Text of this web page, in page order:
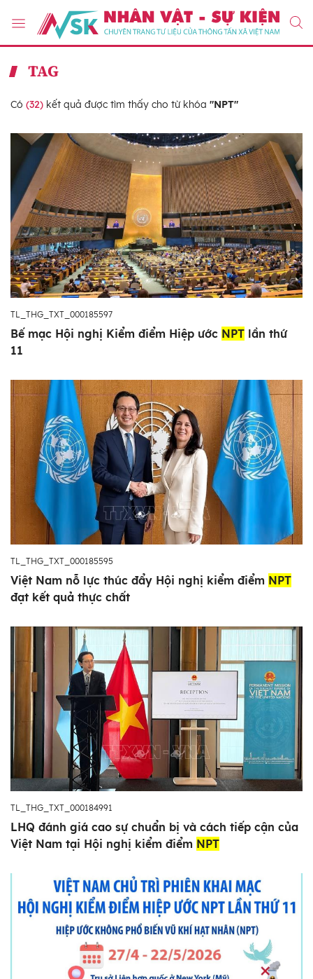
TAG
Có (32) kết quả được tìm thấy cho từ khóa "NPT"
TL_THG_TXT_000185597
Bế mạc Hội nghị Kiểm điểm Hiệp ước NPT lần thứ
11
TL_THG_TXT_000185595
Việt Nam nỗ lực thúc đẩy Hội nghị kiểm điểm NPT
đạt kết quả thực chất
TL_THG_TXT_000184991
LHQ đánh giá cao sự chuẩn bị và cách tiếp cận của
Việt Nam tại Hội nghị kiểm điểm NPT